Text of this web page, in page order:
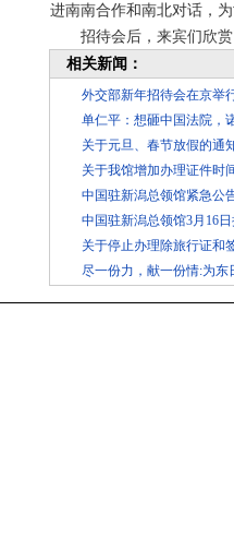
进南南合作和南北对话，
招待会后，来宾们欣赏
相关新闻：
外交部新年招待会在京举
单仁平：想砸中国法院，
关于元旦、春节放假的通
关于我馆增加办理证件时
中国驻新潟总领馆紧急公
中国驻新潟总领馆3月16
关于停止办理除旅行证和
尽一份力，献一份情:为东